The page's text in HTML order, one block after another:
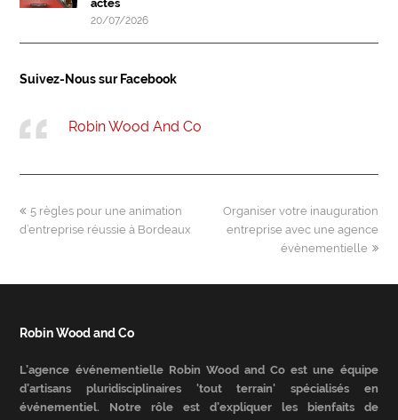
actes
20/07/2026
Suivez-Nous sur Facebook
Robin Wood And Co
previous
post:
5 règles pour une animation
d’entreprise réussie à Bordeaux
next
post:
Organiser votre inauguration
entreprise avec une agence
évènementielle
Robin Wood and Co
L’agence événementielle Robin Wood and Co est une équipe
d’artisans pluridisciplinaires 'tout terrain' spécialisés en
événementiel. Notre rôle est d’expliquer les bienfaits de